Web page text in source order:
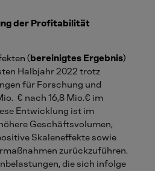
der Profitabilität
(bereinigtes Ergebnis)
Halbjahr 2022 trotz
für Forschung und
€ nach 16,8 Mio.€ im
Entwicklung ist im
Geschäftsvolumen,
Skaleneffekte sowie
zurückzuführen.
die sich infolge